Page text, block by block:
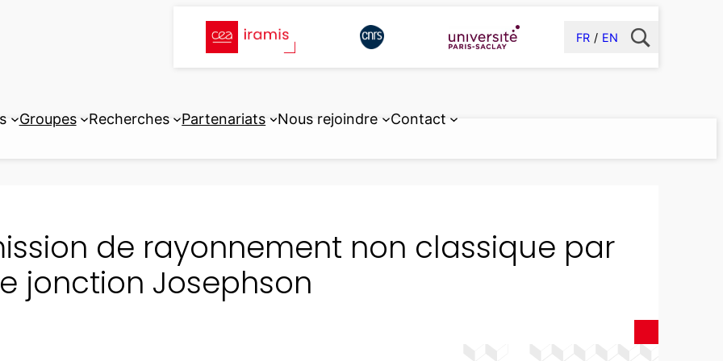
FR EN
Groupes Recherches Partenariats Nous rejoindre Contact
de rayonnement non classique par
jonction Josephson